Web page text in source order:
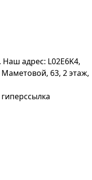
адрес: L02E6K4,
Маметовой, 63, 2 этаж,